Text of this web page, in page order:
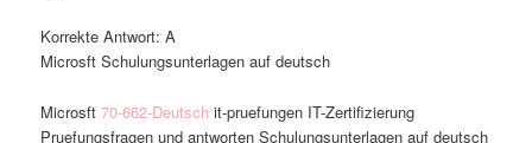
Korrekte Antwort: A
Microsft Schulungsunterlagen auf deutsch
Microsft70-662-Deutsch it-pruefungen IT-Zertifizierung
Pruefungsfragen und antworten Schulungsunterlagen auf deutsch